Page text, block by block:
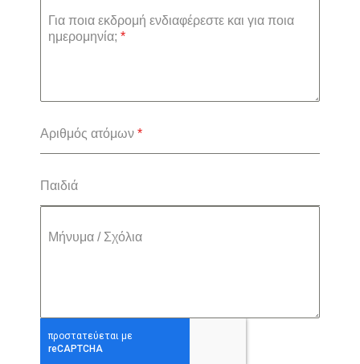
Για ποια εκδρομή ενδιαφέρεστε και για ποια
ημερομηνία; *
Αριθμός ατόμων *
Παιδιά
Μήνυμα / Σχόλια